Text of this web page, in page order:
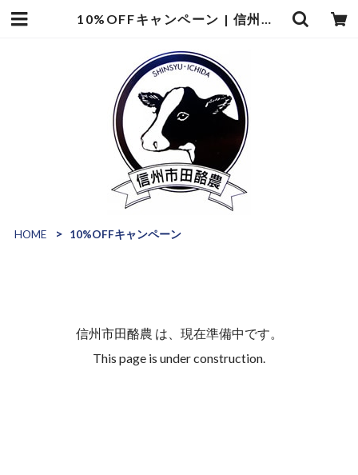
10%OFFキャンペーン | 信州市田酪農
HOME 10%OFFキャンペーン
信州市田酪農 は、現在準備中です。
This page is under construction.